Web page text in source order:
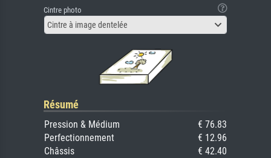
Cintre photo
Cintre à image dentelée
Résumé
Pression & Médium
€ 76.83
Perfectionnement
€ 12.96
Châssis
€ 42.40